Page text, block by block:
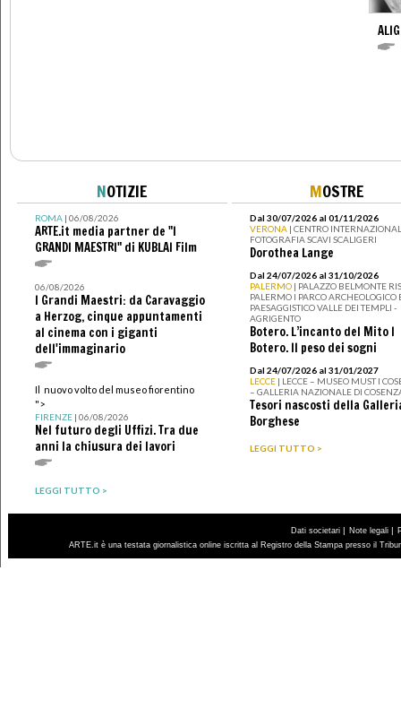
NOTIZIE
ROMA| 06/08/2026
ARTE.it media partner de "I
GRANDI MAESTRI" di KUBLAI Film
06/08/2026
I Grandi Maestri: da Caravaggio
a Herzog, cinque appuntamenti
al cinema con i giganti
dell'immaginario
Il nuovo volto del museo fiorentino
">
FIRENZE| 06/08/2026
Nel futuro degli Uffizi. Tra due
anni la chiusura dei lavori
LEGGI TUTTO >
MOSTRE
Dal 30/07/2026 al 01/11/2026
VERONA | CENTRO
FOTOGRAFIA SCAVI SCALIGERI
Dorothea Lange
Dal 24/07/2026 al 31/10/2026
PALERMO | PALAZZO BELMONTE
PALERMO I PARCO ARCHEOLOGICO
PAESAGGISTICO VALLE DEI TEMPLI -
AGRIGENTO
Botero. L’incanto del Mito I
Botero. Il peso dei sogni
Dal 24/07/2026 al 31/01/2027
LECCE | LECCE – MUSEO MUST I
– GALLERIA NAZIONALE DI
Tesori nascosti della
Borghese
LEGGI TUTTO >
Dati societari | Note legali |
ARTE.it è una testata giornalistica online iscritta al Registro della Stampa presso il